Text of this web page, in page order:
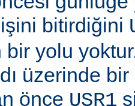
bitirdiğini
bir yolu
üzerinde
önce USR1